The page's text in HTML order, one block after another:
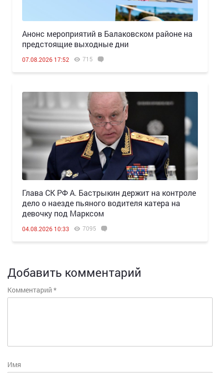
Анонс мероприятий в Балаковском районе на
предстоящие выходные дни
07.08.2026 17:52 715
Глава СК РФ А. Бастрыкин держит на контроле
дело о наезде пьяного водителя катера на
девочку под Марксом
04.08.2026 10:33 7095
Добавить комментарий
Комментарий *
Имя